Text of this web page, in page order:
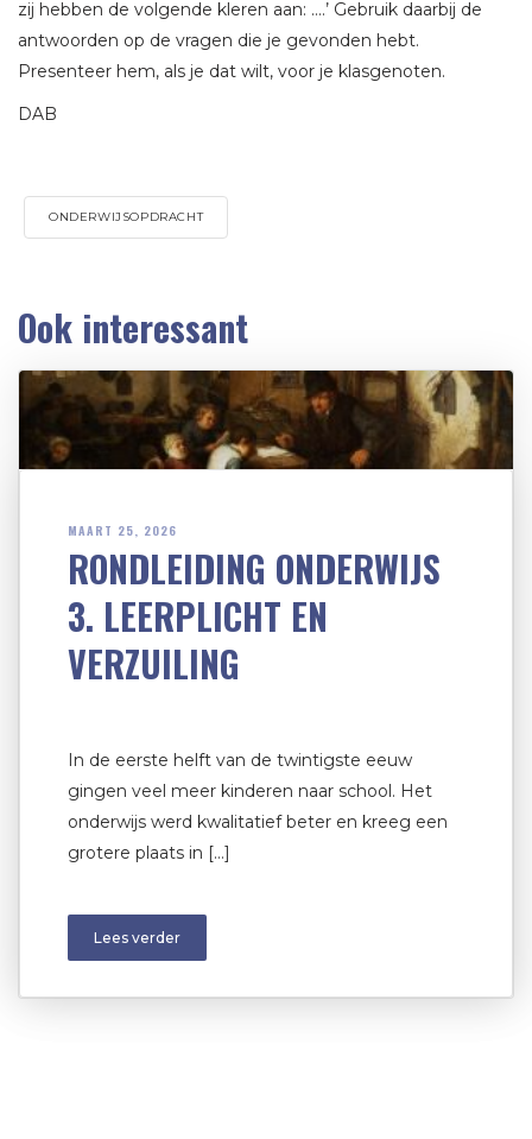
zij hebben de volgende kleren aan: ….’ Gebruik daarbij de
antwoorden op de vragen die je gevonden hebt.
Presenteer hem, als je dat wilt, voor je klasgenoten.
DAB
ONDERWIJSOPDRACHT
Ook interessant
MAART 25, 2026
RONDLEIDING ONDERWIJS
3. LEERPLICHT EN
VERZUILING
In de eerste helft van de twintigste eeuw
gingen veel meer kinderen naar school. Het
onderwijs werd kwalitatief beter en kreeg een
grotere plaats in […]
Lees verder